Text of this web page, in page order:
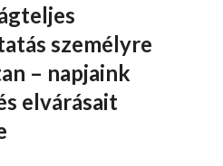
személyre
– napjaink
elvárásait